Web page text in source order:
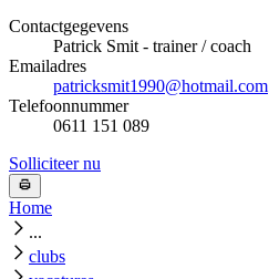
Contactgegevens
Patrick Smit - trainer / coach
Emailadres
patricksmit1990@hotmail.com
Telefoonnummer
0611 151 089
Solliciteer nu
Home
...
clubs